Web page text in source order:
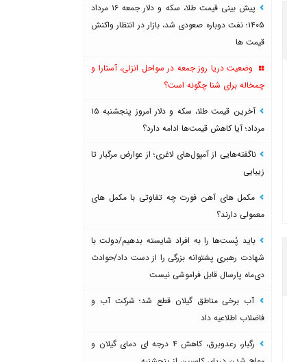
پیش بینی قیمت طلا، سکه و دلار جمعه ۱۶ مرداد
۱۴۰۵؛ نفت دوباره صعودی شد، بازار در انتظار واکنش
قیمت ها
وضعیت دریا روز جمعه در سواحل انزلی، آستارا و
چمخاله برای شنا چگونه است؟
آخرین قیمت طلا، سکه و دلار امروز پنجشنبه ۱۵
مرداد؛ آیا کاهش قیمت‌ها ادامه دارد؟
ناگفته‌هایی از آمپول‌های لاغری؛ از عوارض مرگبار تا
زیبایی
مکمل های آهن فورت چه تفاوتی با مکمل های
معمولی دارند؟
باید پُست‌ها را به افراد شایسته بدهیم/دولت با
شهادت رهبری پشتوانه بزرگی را از دست داد/حوادث
دی‌ماه پارسال قابل فراموشی نیست
آب برخی مناطق گیلان قطع شد؛ شرکت آب و
فاضلاب اطلاعیه داد
رگبار، رعدوبرق، کاهش ۴ درجه ای دمای گیلان و